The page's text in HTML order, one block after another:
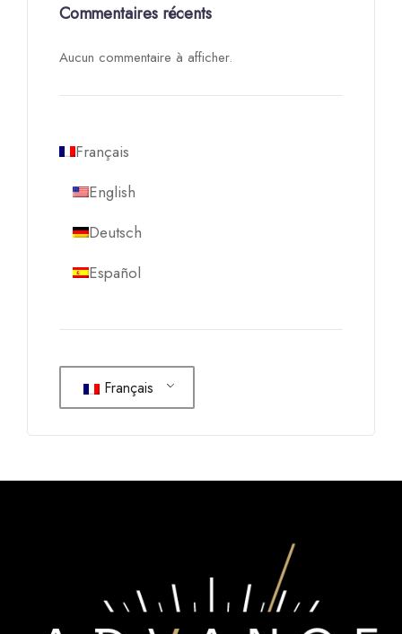
Commentaires récents
Aucun commentaire à afficher.
Français
English
Deutsch
Español
Français